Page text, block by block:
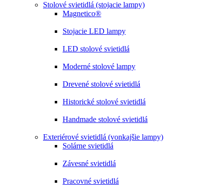
Stolové svietidlá (stojacie lampy)
Magnetico®
Stojacie LED lampy
LED stolové svietidlá
Moderné stolové lampy
Drevené stolové svietidlá
Historické stolové svietidlá
Handmade stolové svietidlá
Exteriérové svietidlá (vonkajšie lampy)
Solárne svietidlá
Závesné svietidlá
Pracovné svietidlá